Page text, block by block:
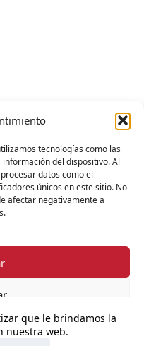
tecnologías como las
del dispositivo. Al
datos como el
únicos en este sitio. No
afectar negativamente a
que le brindamos la
nuestra web.
con nosotros por